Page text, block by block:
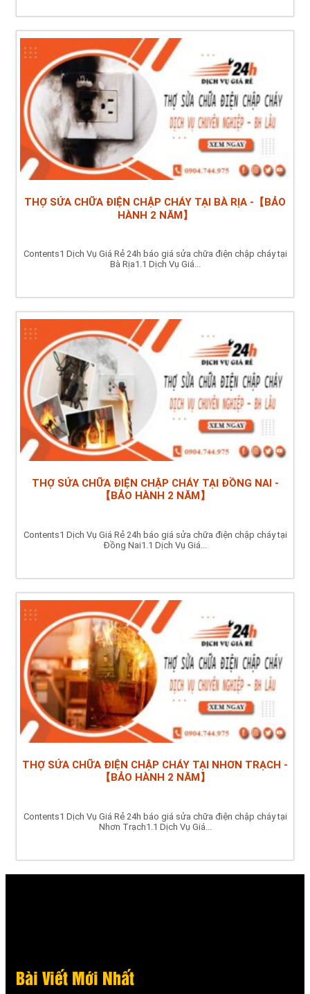
THỢ SỬA CHỮA ĐIỆN CHẬP CHÁY TẠI BÀ RỊA -【BẢO
HÀNH 2 NĂM】
Contents1 Dịch Vụ Giá Rẻ 24h báo giá sửa chữa điện chập cháy tại
Bà Rịa1.1 Dịch Vụ Giá...
THỢ SỬA CHỮA ĐIỆN CHẬP CHÁY TẠI ĐỒNG NAI -
【BẢO HÀNH 2 NĂM】
Contents1 Dịch Vụ Giá Rẻ 24h báo giá sửa chữa điện chập cháy tại
Đồng Nai1.1 Dịch Vụ Giá...
THỢ SỬA CHỮA ĐIỆN CHẬP CHÁY TẠI NHƠN TRẠCH -
【BẢO HÀNH 2 NĂM】
Contents1 Dịch Vụ Giá Rẻ 24h báo giá sửa chữa điện chập cháy tại
Nhơn Trạch1.1 Dịch Vụ Giá...
Bài Viết Mới Nhất